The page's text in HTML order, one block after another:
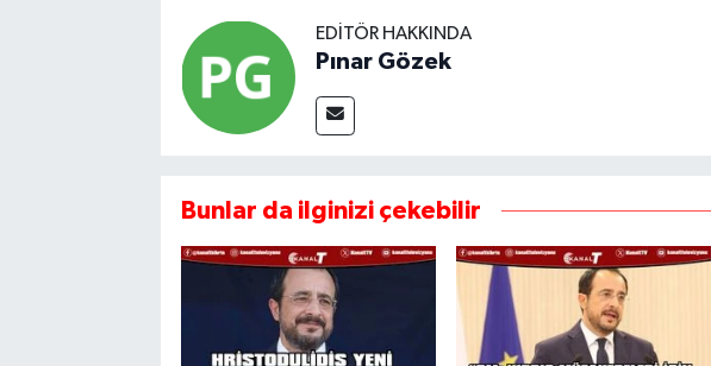
EDITÖR HAKKINDA
Pınar Gözek
Bunlar da ilginizi çekebilir